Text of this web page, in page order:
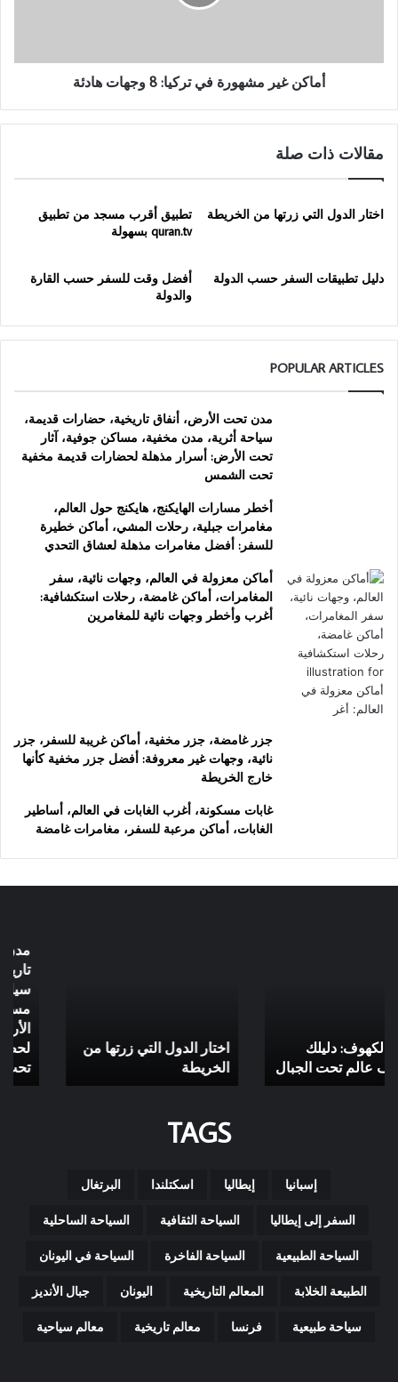
أماكن غير مشهورة في تركيا: 8 وجهات هادئة
مقالات ذات صلة
اختار الدول التي زرتها من الخريطة
تطبيق أقرب مسجد من تطبيق
quran.tv بسهولة
دليل تطبيقات السفر حسب الدولة
أفضل وقت للسفر حسب القارة
والدولة
POPULAR ARTICLES
مدن تحت الأرض، أنفاق تاريخية، حضارات قديمة،
سياحة أثرية، مدن مخفية، مساكن جوفية، آثار
تحت الأرض: أسرار مذهلة لحضارات قديمة مخفية
تحت الشمس
أخطر مسارات الهايكنج، هايكنج حول العالم،
مغامرات جبلية، رحلات المشي، أماكن خطيرة
للسفر: أفضل مغامرات مذهلة لعشاق التحدي
أماكن معزولة في العالم، وجهات نائية، سفر
المغامرات، أماكن غامضة، رحلات استكشافية:
أغرب وأخطر وجهات نائية للمغامرين
جزر غامضة، جزر مخفية، أماكن غريبة للسفر، جزر
نائية، وجهات غير معروفة: أفضل جزر مخفية كأنها
خارج الخريطة
غابات مسكونة، أغرب الغابات في العالم، أساطير
الغابات، أماكن مرعبة للسفر، مغامرات غامضة
اختار الدول التي زرتها من
الخريطة
قديمة،
سياحة
أثرية،
مخفية،
مساكن
آثار
تحت
الأرض:
مذهلة
قديمة
تحت
لحضارات قديمة مخفية
TAGS
إسبانيا إيطاليا اسكتلندا البرتغال
السفر إلى إيطاليا السياحة الثقافية السياحة الساحلية
السياحة الطبيعية السياحة الفاخرة السياحة في اليونان
الطبيعة الخلابة المعالم التاريخية اليونان جبال الأنديز
سياحة طبيعية فرنسا معالم تاريخية معالم سياحية